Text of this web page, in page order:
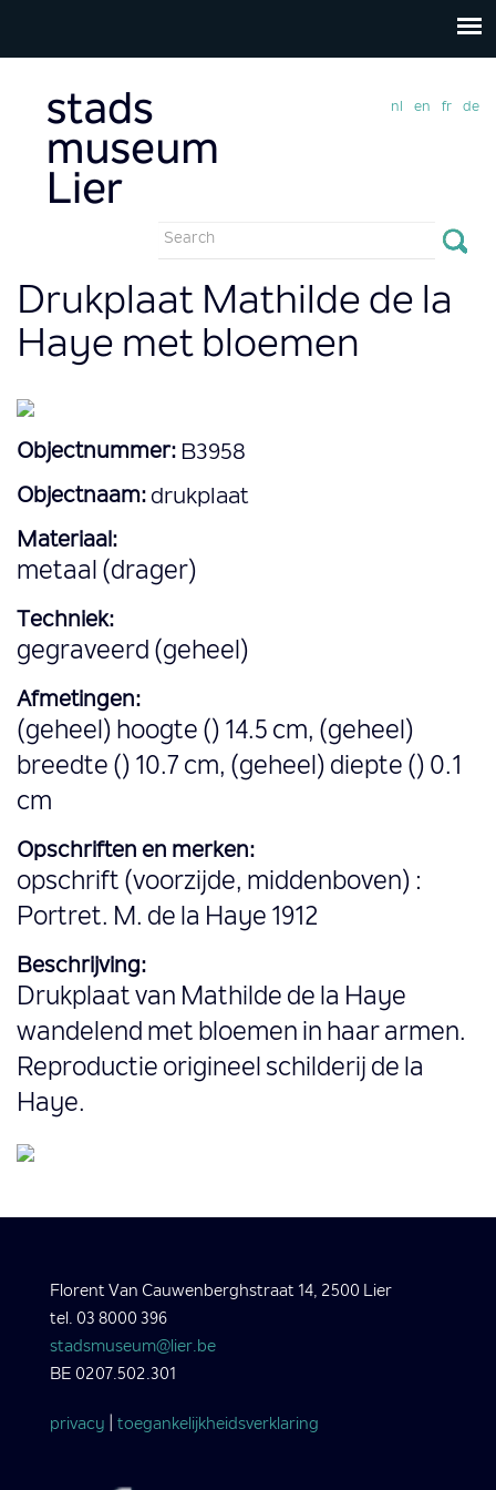
Search
form
nl en fr de
Drukplaat Mathilde de la
Haye met bloemen
Objectnummer: B3958
Objectnaam: drukplaat
Materiaal:
metaal (drager)
Techniek:
gegraveerd (geheel)
Afmetingen:
(geheel) hoogte () 14.5 cm, (geheel)
breedte () 10.7 cm, (geheel) diepte () 0.1
cm
Opschriften en merken:
opschrift (voorzijde, middenboven) :
Portret. M. de la Haye 1912
Beschrijving:
Drukplaat van Mathilde de la Haye
wandelend met bloemen in haar armen.
Reproductie origineel schilderij de la
Haye.
Florent Van Cauwenberghstraat 14, 2500 Lier
tel. 03 8000 396
stadsmuseum@lier.be
BE 0207.502.301
privacy toegankelijkheidsverklaring